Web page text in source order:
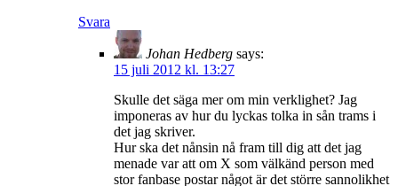
Svara
Johan Hedberg says:
15 juli 2012 kl. 13:27
Skulle det säga mer om min verklighet? Jag
imponeras av hur du lyckas tolka in sån trams i
det jag skriver.
Hur ska det nånsin nå fram till dig att det jag
menade var att om X som välkänd person med
stor fanbase postar något är det större sannolikhet